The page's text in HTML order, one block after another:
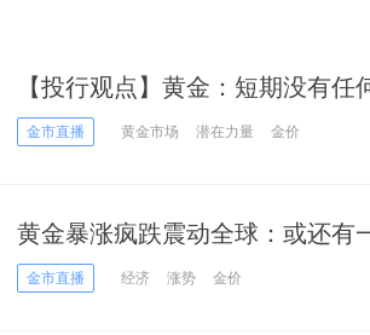
【投行观点】黄金：短期没有
为何有如此大的吸引力？
金市直播 黄金市场 潜在力量 金价
黄金暴涨疯跌震动全球：或还有
已经抛售一半持仓……
金市直播 经济 涨势 金价